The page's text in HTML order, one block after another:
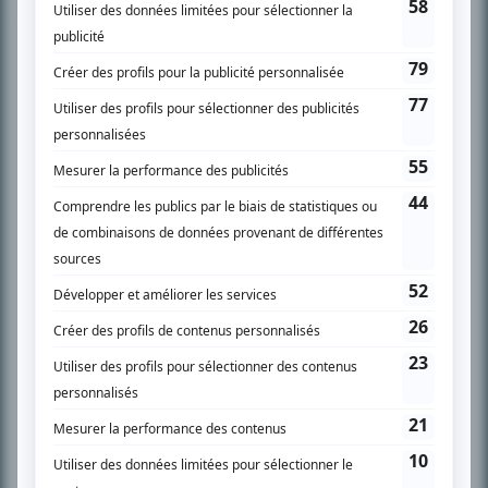
télévision» a d’abord oeuvré au magazine TV Hebdo de 1996 à 2001. Sa
spécialité: la télé québécoise. On peut l’entendre régulièrement commenter
l’actualité télévisuelle au 98,5.